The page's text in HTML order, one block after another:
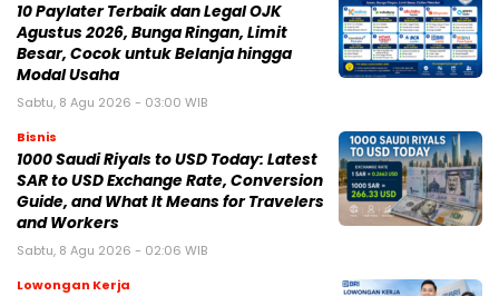
10 Paylater Terbaik dan Legal OJK
Agustus 2026, Bunga Ringan, Limit
Besar, Cocok untuk Belanja hingga
Modal Usaha
Sabtu, 8 Agu 2026 - 03:00 WIB
Bisnis
1000 Saudi Riyals to USD Today: Latest
SAR to USD Exchange Rate, Conversion
Guide, and What It Means for Travelers
and Workers
Sabtu, 8 Agu 2026 - 02:06 WIB
Lowongan Kerja